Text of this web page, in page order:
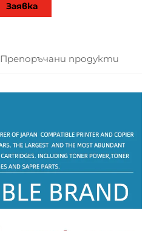
Заявка
Препоръчани продукти